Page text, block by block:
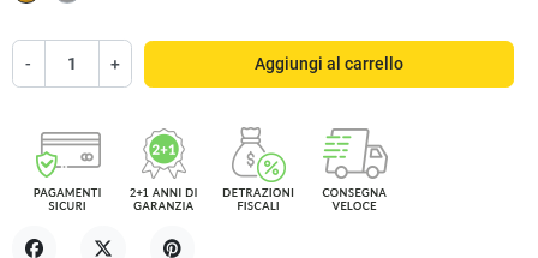
- + Aggiungi al carrello